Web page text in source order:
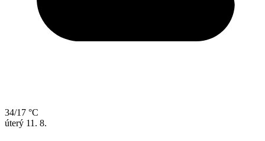
34/17 °C
úterý 11. 8.